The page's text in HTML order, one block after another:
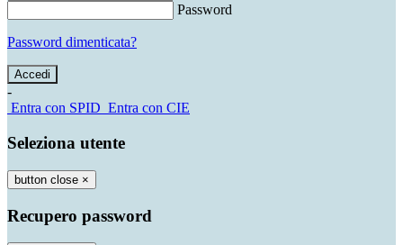
Password
Password dimenticata?
-
Entra con SPID Entra con CIE
Seleziona utente
button close ×
Recupero password